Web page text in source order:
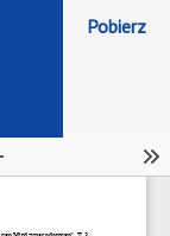
Pobierz